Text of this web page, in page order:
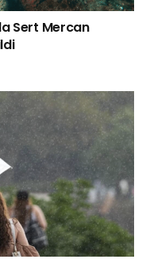
Sert Mercan